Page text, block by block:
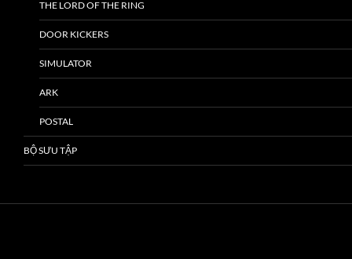
THE LORD OF THE RING
DOOR KICKERS
SIMULATOR
ARK
POSTAL
BỘ SƯU TẬP